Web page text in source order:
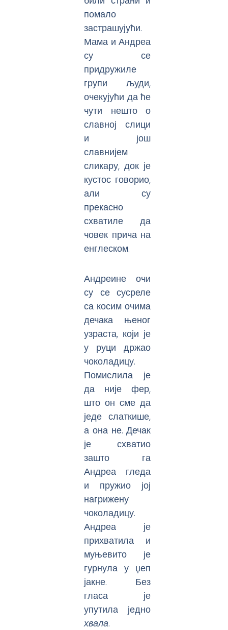
помало
застрашујући.
Мама и Андреа
су се
придружиле
групи људи,
очекујући да ће
чути нешто о
славној слици
и још
славнијем
сликару, док је
кустос говорио,
али су
прекасно
схватиле да
човек прича на
енглеском.
Андреине очи
су се сусреле
са косим очима
дечака њеног
узраста, који је
у руци држао
чоколадицу.
Помислила је
да није фер,
што он сме да
једе слаткише,
а она не. Дечак
је схватио
зашто га
Андреа гледа
и пружио јој
нагрижену
чоколадицу.
Андреа је
прихватила и
муњевито је
гурнула у џеп
јакне. Без
гласа је
упутила једно
хвала.